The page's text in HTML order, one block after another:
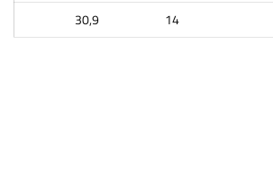
14
30,9